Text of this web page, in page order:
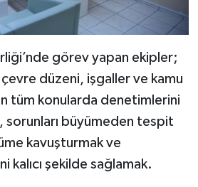
görev yapan ekipler;
düzeni, işgaller ve kamu
tüm konularda denetimlerini
sorunları büyümeden tespit
kavuşturmak ve
kalıcı şekilde sağlamak.